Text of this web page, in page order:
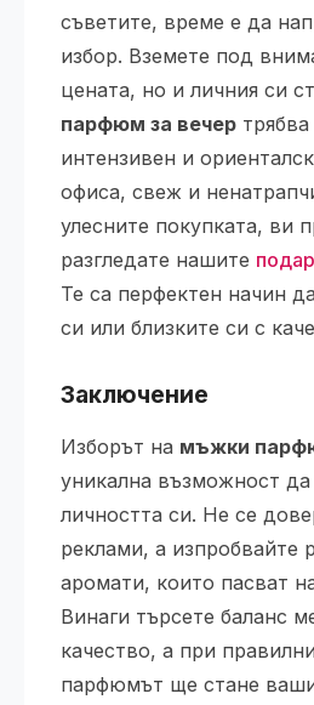
съветите, време е да
избор. Вземете под
цената, но и личния си
парфюм за вечер
интензивен и
офиса, свеж и
улесните покупката, ви
разгледате нашите
Те са перфектен начин
си или близките си с
Заключение
Изборът на мъжки
уникална възможност да
личността си. Не се
реклами, а изпробвайте
аромати, които пасват
Винаги търсете баланс
качество, а при
парфюмът ще стане